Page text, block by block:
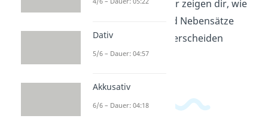
stehen können. Wir zeigen dir, wie
du Hauptsätze und Nebensätze
erkennen und unterscheiden
kannst.
Dativ
5/6 – Dauer: 04:57
Akkusativ
6/6 – Dauer: 04:18